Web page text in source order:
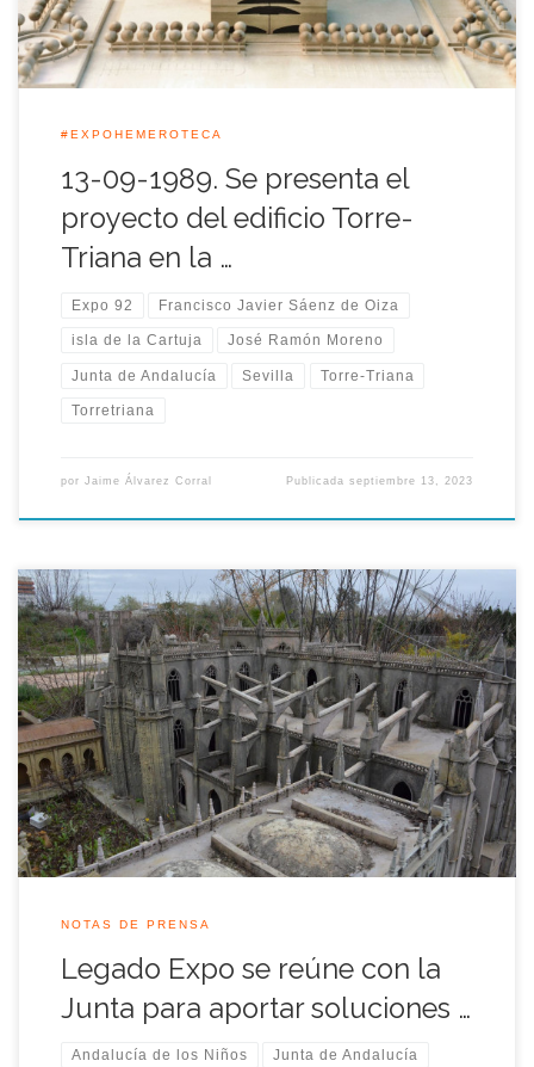
#EXPOHEMEROTECA
13-09-1989. Se presenta el
proyecto del edificio Torre-
Triana en la …
Expo 92 Francisco Javier Sáenz de Oiza
isla de la Cartuja José Ramón Moreno
Junta de Andalucía Sevilla Torre-Triana
Torretriana
por Jaime Álvarez Corral Publicadaseptiembre 13, 2023
El director de Patrimonio de la Junta de Andalucía, Antonio
Miguel Cervera, se ha reunido hoy en la sede de la Consejería
de Hacienda con representantes de la asociación Legado
Expo Sevilla para valorar el estado del parque de maquetas
Andalucía de los Niños y conocer las propuestas de este […]
NOTAS DE PRENSA
Legado Expo se reúne con la
Junta para aportar soluciones …
Andalucía de los Niños Junta de Andalucía